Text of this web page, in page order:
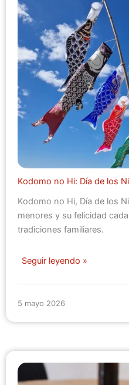
Kodomo no Hi: Día de los
Kodomo no Hi, Día de los
menores y su felicidad
tradiciones familiares.
Seguir leyendo »
5 mayo 2026